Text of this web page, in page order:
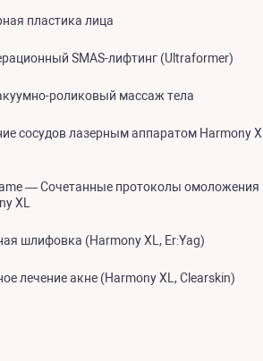
пластика лица
SMAS-лифтинг (Ultraformer)
роликовый массаж тела
сосудов лазерным аппаратом Harmony XL
— Сочетанные протоколы омоложения
XL
шлифовка (Harmony XL, Er:Yag)
лечение акне (Harmony XL, Clearskin)